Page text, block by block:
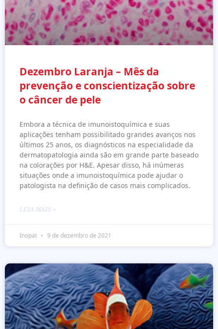
Dezembro Laranja – Mês da
prevenção e conscientização sobre
o câncer de pele
Embora a técnica de imunoistoquímica e suas
aplicações tenham possibilitado grandes avanços nos
últimos 25 anos, os diagnósticos na especialidade da
dermatopatologia ainda são em grande parte baseado
na colorações por H&E. Apesar disso, há inúmeras
situações onde a imunoistoquímica pode ajudar o
patologista na definição de casos mais complicados.
LEIA MAIS »
Inopat 9 de dezembro de 2021